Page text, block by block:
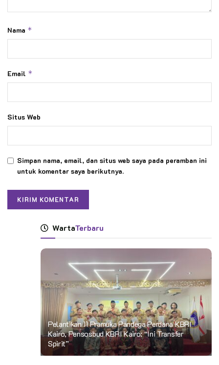
Nama *
Email *
Situs Web
Simpan nama, email, dan situs web saya pada peramban ini
untuk komentar saya berikutnya.
WartaTerbaru
Pelantikan 11 Pramuka Pandega Perdana KBRI
Kairo, Pensosbud KBRI Kairo: “Ini Transfer
Spirit”